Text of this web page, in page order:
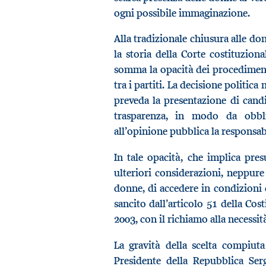
ogni possibile immaginazione.
Alla tradizionale chiusura alle
la storia della Corte
somma la opacità dei
tra i partiti. La decisione politica
preveda la presentazione di
trasparenza, in modo da
all’opinione pubblica la
In tale opacità, che implica
ulteriori considerazioni,
donne, di accedere in
sancito dall’articolo 51 della
2003, con il richiamo alla
La gravità della scelta
Presidente della Repubblica